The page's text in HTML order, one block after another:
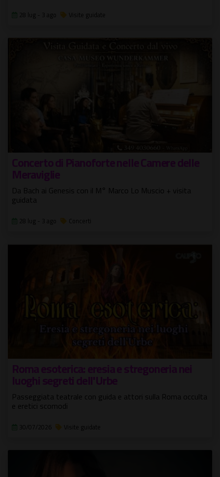
28 lug - 3 ago Visite guidate
Concerto di Pianoforte nelle Camere delle
Meraviglie
Da Bach ai Genesis con il M° Marco Lo Muscio + visita
guidata
28 lug - 3 ago Concerti
Roma esoterica: eresia e stregoneria nei
luoghi segreti dell'Urbe
Passeggiata teatrale con guida e attori sulla Roma occulta
e eretici scomodi
30/07/2026 Visite guidate